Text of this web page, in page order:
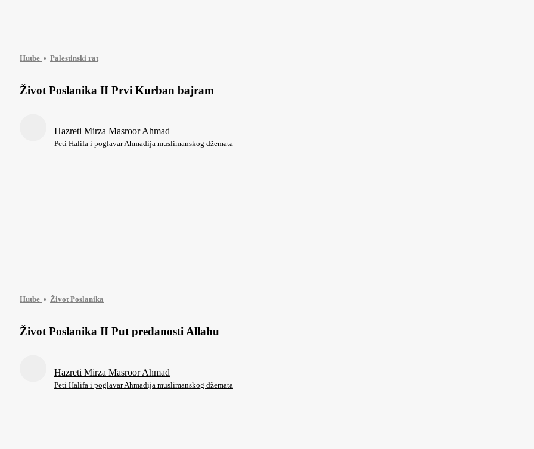
Hutbe Palestinski rat
Život Poslanika II Prvi Kurban bajram
Hazreti Mirza Masroor Ahmad
Peti Halifa i poglavar Ahmadija muslimanskog džemata
Hutbe Život Poslanika
Život Poslanika II Put predanosti Allahu
Hazreti Mirza Masroor Ahmad
Peti Halifa i poglavar Ahmadija muslimanskog džemata